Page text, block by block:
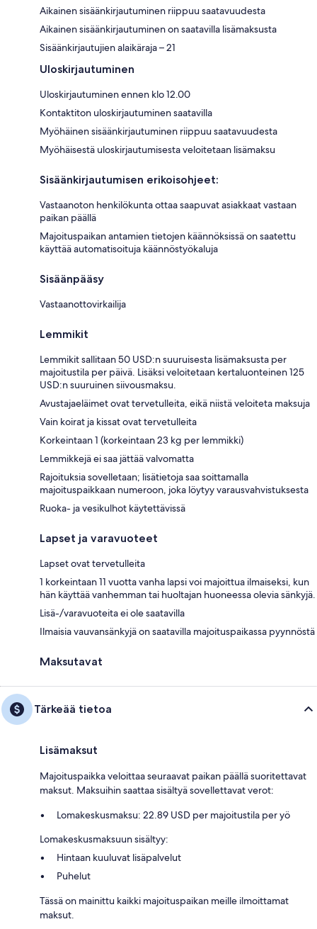
Aikainen sisäänkirjautuminen riippuu saatavuudesta
Aikainen sisäänkirjautuminen on saatavilla lisämaksusta
Sisäänkirjautujien alaikäraja – 21
Uloskirjautuminen
Uloskirjautuminen ennen klo 12.00
Kontaktiton uloskirjautuminen saatavilla
Myöhäinen sisäänkirjautuminen riippuu saatavuudesta
Myöhäisestä uloskirjautumisesta veloitetaan lisämaksu
Sisäänkirjautumisen erikoisohjeet:
Vastaanoton henkilökunta ottaa saapuvat asiakkaat vastaan
paikan päällä
Majoituspaikan antamien tietojen käännöksissä on saatettu
käyttää automatisoituja käännöstyökaluja
Sisäänpääsy
Vastaanottovirkailija
Lemmikit
Lemmikit sallitaan 50 USD:n suuruisesta lisämaksusta per
majoitustila per päivä. Lisäksi veloitetaan kertaluonteinen 125
USD:n suuruinen siivousmaksu.
Avustajaeläimet ovat tervetulleita, eikä niistä veloiteta maksuja
Vain koirat ja kissat ovat tervetulleita
Korkeintaan 1 (korkeintaan 23 kg per lemmikki)
Lemmikkejä ei saa jättää valvomatta
Rajoituksia sovelletaan; lisätietoja saa soittamalla
majoituspaikkaan numeroon, joka löytyy varausvahvistuksesta
Ruoka- ja vesikulhot käytettävissä
Lapset ja varavuoteet
Lapset ovat tervetulleita
1 korkeintaan 11 vuotta vanha lapsi voi majoittua ilmaiseksi, kun
hän käyttää vanhemman tai huoltajan huoneessa olevia sänkyjä.
Lisä-/varavuoteita ei ole saatavilla
Ilmaisia vauvansänkyjä on saatavilla majoituspaikassa pyynnöstä
Maksutavat
Tärkeää tietoa
Lisämaksut
Majoituspaikka veloittaa seuraavat paikan päällä suoritettavat
maksut. Maksuihin saattaa sisältyä sovellettavat verot:
Lomakeskusmaksu: 22.89 USD per majoitustila per yö
Lomakeskusmaksuun sisältyy:
Hintaan kuuluvat lisäpalvelut
Puhelut
Tässä on mainittu kaikki majoituspaikan meille ilmoittamat
maksut.